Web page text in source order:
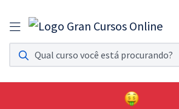
Assinatura Ilimitada 11
Acesso a todos os cursos. Teste grátis por 7 dias!
Assinatura OAB Até Passar